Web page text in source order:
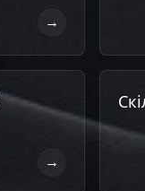
→
→